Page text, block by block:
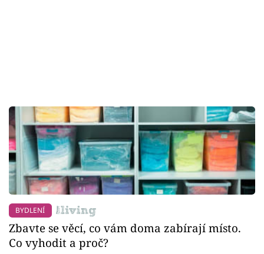
BYDLENÍ
Zbavte se věcí, co vám doma zabírají místo.
Co vyhodit a proč?